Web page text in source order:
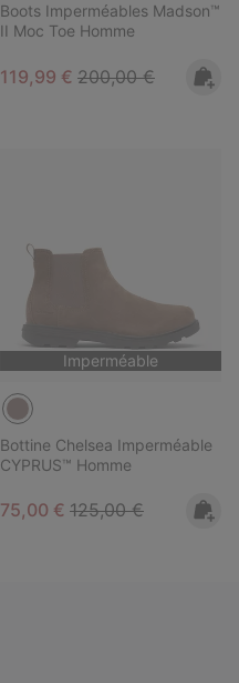
Boots Imperméables Madson™
II Moc Toe Homme
Sale price:
119,99 € Regular price:
200,00 €
Imperméable
Bottine Chelsea Imperméable
CYPRUS™ Homme
Sale price:
75,00 € Regular price:
125,00 €